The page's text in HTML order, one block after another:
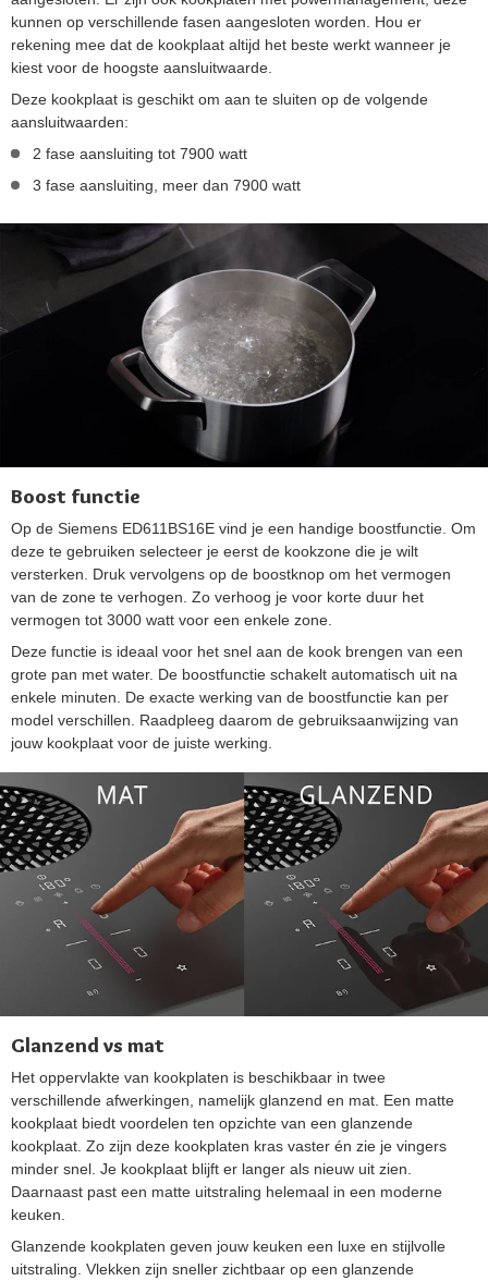
kunnen op verschillende fasen aangesloten worden. Hou er
rekening mee dat de kookplaat altijd het beste werkt wanneer je
kiest voor de hoogste aansluitwaarde.
Deze kookplaat is geschikt om aan te sluiten op de volgende
aansluitwaarden:
2 fase aansluiting tot 7900 watt
3 fase aansluiting, meer dan 7900 watt
Boost functie
Op de Siemens ED611BS16E vind je een handige boostfunctie. Om
deze te gebruiken selecteer je eerst de kookzone die je wilt
versterken. Druk vervolgens op de boostknop om het vermogen
van de zone te verhogen. Zo verhoog je voor korte duur het
vermogen tot 3000 watt voor een enkele zone.
Deze functie is ideaal voor het snel aan de kook brengen van een
grote pan met water. De boostfunctie schakelt automatisch uit na
enkele minuten. De exacte werking van de boostfunctie kan per
model verschillen. Raadpleeg daarom de gebruiksaanwijzing van
jouw kookplaat voor de juiste werking.
Glanzend vs mat
Het oppervlakte van kookplaten is beschikbaar in twee
verschillende afwerkingen, namelijk glanzend en mat. Een matte
kookplaat biedt voordelen ten opzichte van een glanzende
kookplaat. Zo zijn deze kookplaten kras vaster én zie je vingers
minder snel. Je kookplaat blijft er langer als nieuw uit zien.
Daarnaast past een matte uitstraling helemaal in een moderne
keuken.
Glanzende kookplaten geven jouw keuken een luxe en stijlvolle
uitstraling. Vlekken zijn sneller zichtbaar op een glanzende